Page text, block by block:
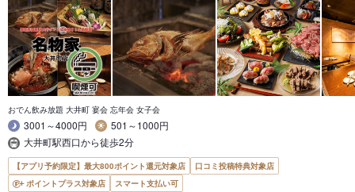
おでん飲み放題 大井町 宴会 忘年会 女子会
3001～4000円
501～1000円
大井町駅西口から徒歩2分
【アプリ予約限定】最大800ポイント還元対象店
口コミ投稿特典対象店
ポイントプラス対象店
スマート支払い可